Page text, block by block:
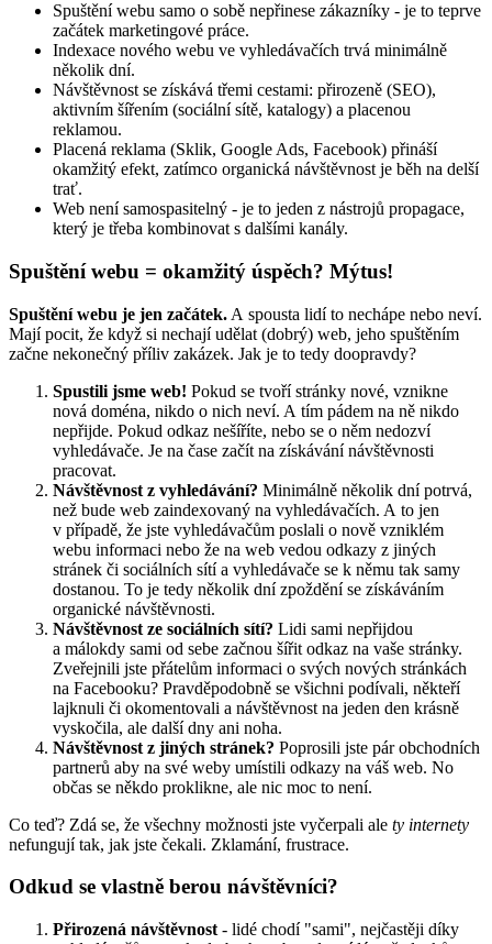
Spuštění webu samo o sobě nepřinese zákazníky - je to teprve
začátek marketingové práce.
Indexace nového webu ve vyhledávačích trvá minimálně
několik dní.
Návštěvnost se získává třemi cestami: přirozeně (SEO),
aktivním šířením (sociální sítě, katalogy) a placenou
reklamou.
Placená reklama (Sklik, Google Ads, Facebook) přináší
okamžitý efekt, zatímco organická návštěvnost je běh na delší
trať.
Web není samospasitelný - je to jeden z nástrojů propagace,
který je třeba kombinovat s dalšími kanály.
Spuštění webu = okamžitý úspěch? Mýtus!
Spuštění webu je jen začátek. A spousta lidí to nechápe nebo neví.
Mají pocit, že když si nechají udělat (dobrý) web, jeho spuštěním
začne nekonečný příliv zakázek. Jak je to tedy doopravdy?
Spustili jsme web! Pokud se tvoří stránky nové, vznikne
nová doména, nikdo o nich neví. A tím pádem na ně nikdo
nepřijde. Pokud odkaz nešíříte, nebo se o něm nedozví
vyhledávače. Je na čase začít na získávání návštěvnosti
pracovat.
Návštěvnost z vyhledávání? Minimálně několik dní potrvá,
než bude web zaindexovaný na vyhledávačích. A to jen
v případě, že jste vyhledávačům poslali o nově vzniklém
webu informaci nebo že na web vedou odkazy z jiných
stránek či sociálních sítí a vyhledávače se k němu tak samy
dostanou. To je tedy několik dní zpoždění se získáváním
organické návštěvnosti.
Návštěvnost ze sociálních sítí? Lidi sami nepřijdou
a málokdy sami od sebe začnou šířit odkaz na vaše stránky.
Zveřejnili jste přátelům informaci o svých nových stránkách
na Facebooku? Pravděpodobně se všichni podívali, někteří
lajknuli či okomentovali a návštěvnost na jeden den krásně
vyskočila, ale další dny ani noha.
Návštěvnost z jiných stránek? Poprosili jste pár obchodních
partnerů aby na své weby umístili odkazy na váš web. No
občas se někdo proklikne, ale nic moc to není.
Co teď? Zdá se, že všechny možnosti jste vyčerpali ale ty internety
nefungují tak, jak jste čekali. Zklamání, frustrace.
Odkud se vlastně berou návštěvníci?
Přirozená návštěvnost - lidé chodí "sami", nejčastěji díky